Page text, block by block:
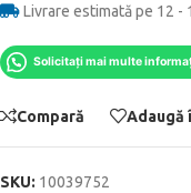
Livrare estimată pe 12 -
Solicitați mai multe
Compară Adaugă
SKU: 10039752